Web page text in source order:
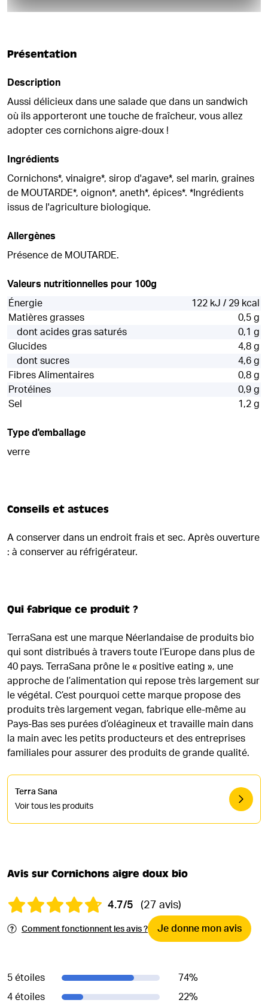
Présentation
Description
Aussi délicieux dans une salade que dans un sandwich
où ils apporteront une touche de fraîcheur, vous allez
adopter ces cornichons aigre-doux !
Ingrédients
Cornichons*, vinaigre*, sirop d'agave*, sel marin, graines
de MOUTARDE*, oignon*, aneth*, épices*. *Ingrédients
issus de l'agriculture biologique.
Allergènes
Présence de MOUTARDE.
Valeurs nutritionnelles pour 100g
Énergie
122 kJ / 29 kcal
Matières grasses
0,5 g
dont acides gras saturés
0,1 g
Glucides
4,8 g
dont sucres
4,6 g
Fibres Alimentaires
0,8 g
Protéines
0,9 g
Sel
1,2 g
Type d'emballage
verre
Conseils et astuces
A conserver dans un endroit frais et sec. Après ouverture
: à conserver au réfrigérateur.
Qui fabrique ce produit ?
TerraSana est une marque Néerlandaise de produits bio
qui sont distribués à travers toute l’Europe dans plus de
40 pays. TerraSana prône le « positive eating », une
approche de l’alimentation qui repose très largement sur
le végétal. C’est pourquoi cette marque propose des
produits très largement vegan, fabrique elle-même au
Pays-Bas ses purées d’oléagineux et travaille main dans
la main avec les petits producteurs et des entreprises
familiales pour assurer des produits de grande qualité.
Terra Sana
Voir tous les produits
Avis sur Cornichons aigre doux bio
4.7/5 (27 avis)
Comment fonctionnent les avis ? Je donne mon avis
5 étoiles 74%
4 étoiles
22%